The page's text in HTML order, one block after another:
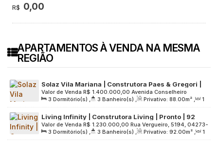
R$ 0,00
APARTAMENTOS À VENDA NA MESMA
REGIÃO
Solaz Vila Mariana | Construtora Paes & Gregori |
Pronto | 88 metros | 03 dormitórios | suíte |
varanda gourmet | 01 vaga
R$ 1.400.000,00
Valor de Venda
Avenida Conselheiro
Rodrigues Alves, 429, Zona Sul, 04014-001, Vila Mariana,
São Paulo, São Paulo, Brasil
3 Dormitório(s) , 3 Banheiro(s) , Privativo: 88.00m² ,
1
Sala(s) , 1 Suíte(s) , 1 Vaga(s) , Útil: 88.00m² ,
Terreno:
1145.00 m²
Living Infinity | Construtora Living | Pronto | 92
metros | 03 dormitórios | suíte | varanda gourmet |
02 vagas
R$ 1.230.000,00
Valor de Venda
Rua Vergueiro, 5194, 04273-
000, Vila Firmiano Pinto, São Paulo, São Paulo, Brasil
3 Dormitório(s) , 3 Banheiro(s) , Privativo: 92.00m² ,
1
Sala(s) , 1 Suíte(s) , 2 Vaga(s) , Útil: 92.00m² ,
Terreno: